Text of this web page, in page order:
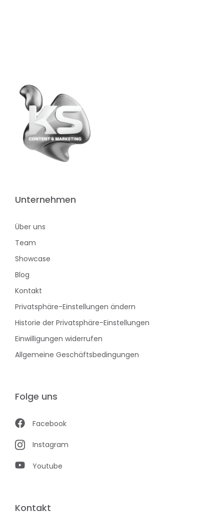
Unternehmen
Über uns
Team
Showcase
Blog
Kontakt
Privatsphäre-Einstellungen ändern
Historie der Privatsphäre-Einstellungen
Einwilligungen widerrufen
Allgemeine Geschäftsbedingungen
Folge uns
Facebook
Instagram
Youtube
Kontakt